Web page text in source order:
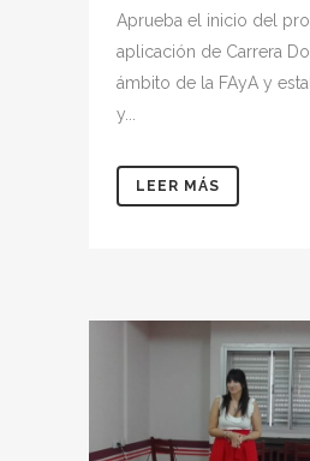
Aprueba el inicio del
aplicación de Carrera
ámbito de la FAyA y
y...
LEER MÁS